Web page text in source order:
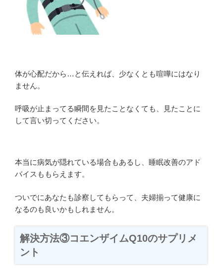
体が心配だから…と伝えれば、少なくとも喧嘩にはなり
ません。
呼吸が止まってる瞬間を見たことなくても、見たことに
して言い切ってください。
本当に病気が隠れている場合もあるし、睡眠改善のアド
バイスももらえます。
ついでにあなたも診察してもらって、夫婦揃って健康に
なるのも良いかもしれません。
解決方法③コエンザイムQ10のサプリメ
ント